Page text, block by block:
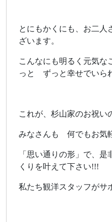
とにもかくにも、お二
ざいます。
こんなにも明るく元気な
っと ずっと幸せでいら
これが、杉山家のお祝い
みなさんも 何でもお気
「思い通りの形」で、
くりを叶えて下さい!!!
私たち観洋スタッフがサ